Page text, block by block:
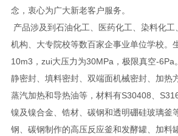
念，衷心为广大新老客户服务。
产品涉及到石油化工、医药化工、染料化
机构、大专院校等数百家企事业单位学校。
10m3，zui大压力为30MPa，极限真空-6Pa
静密封、填料密封、双端面机械密封、加热
蒸汽加热和导热油等，材料有S30408、
镍及镍合金、锆材、碳钢和透明硼硅玻璃釜
钢、碳钢制作的高压反应釜和发酵罐、加料